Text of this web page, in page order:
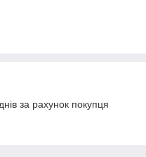
за рахунок покупця